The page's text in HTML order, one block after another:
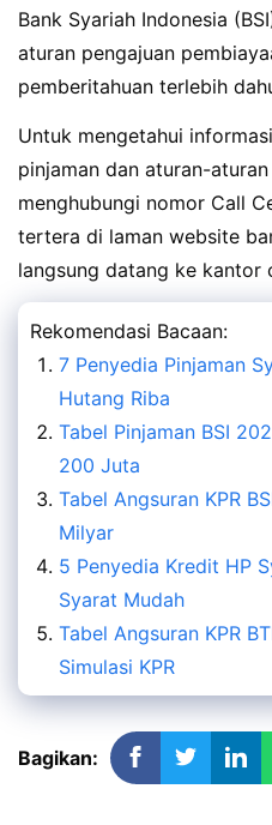
Bank Syariah Indonesia
aturan pengajuan
pemberitahuan terlebih
Untuk mengetahui
pinjaman dan aturan-
menghubungi nomor Call
tertera di laman website
langsung datang ke kantor
Rekomendasi Bacaan:
7 Penyedia Pinjaman
Hutang Riba
Tabel Pinjaman BSI
200 Juta
Tabel Angsuran KPR
Milyar
5 Penyedia Kredit HP
Syarat Mudah
Tabel Angsuran KPR
Simulasi KPR
Bagikan: